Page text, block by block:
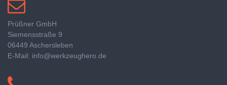
Prüßner GmbH
Siemensstraße 9
06449 Aschersleben
E-Mail: info@werkzeughero.de